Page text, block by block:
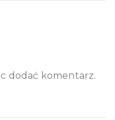
dodać komentarz.